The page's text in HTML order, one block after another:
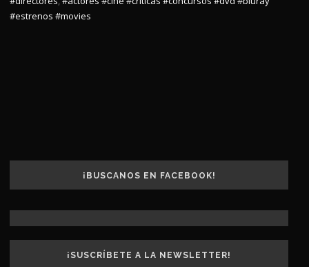
#estrenos #movies
¡BUSCANOS EN FACEBOOK!
¡SUSCRÍBETE A LA NEWSLETTER!